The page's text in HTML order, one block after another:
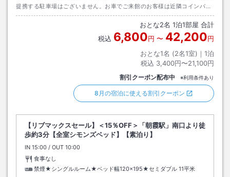
提携する駐車場はございません。お車でご来館のお客様は近隣コインパー
キングをご利用くださいますようお願いいたします。
おとな2名 1泊1部屋 合計
税込 6,800円 〜 42,200円
おとな1名 (2名1室)｜ 1泊
税込 3,400円〜21,100円
割引クーポン配布中 ※利用条件あり
8月の宿泊に使える割引クーポン
【リブマックスセール】＜15％OFF＞「朝霞駅」南口より徒
歩約3分【全室シモンズベッド】【素泊り】
IN チェックイン
15:00 / OUT チェックアウト
10:00
食事なし
禁煙★シングルルーム★ベッド幅120×195★セミダブル 11平米